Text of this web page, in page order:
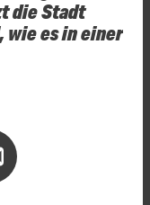
die Stadt
wie es in einer